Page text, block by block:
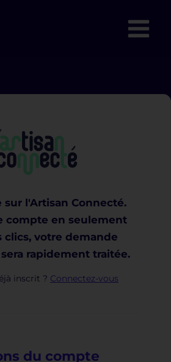
sur l'Artisan Connecté.
compte en seulement
clics, votre demande
rapidement traitée.
inscrit ? Connectez-vous
du compte